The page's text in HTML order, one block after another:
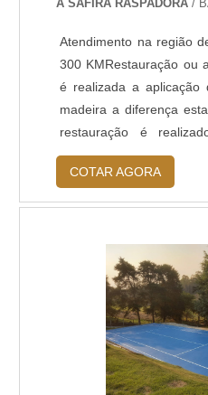
A SAFIRA RASPADORA /
Atendimento na região
300 KMRestauração ou
é realizada a aplicação
madeira a diferença
restauração é
ancoragem a limpeza
madeira e de bambu
mas a sua conservação
remove a sujeira, como
COTAR AGORA